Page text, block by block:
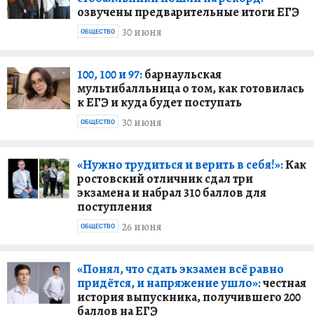
озвучены предварительные итоги ЕГЭ
30 июня
ОБЩЕСТВО
100, 100 и 97:барнаульская
мультибалльница о том, как готовилась
к ЕГЭ и куда будет поступать
30 июня
ОБЩЕСТВО
«Нужно трудиться и верить в себя!»:Как
ростовский отличник сдал три
экзамена и набрал 310 баллов для
поступления
26 июня
ОБЩЕСТВО
«Понял, что сдать экзамен всё равно
придётся, и напряжение ушло»:честная
история выпускника, получившего 200
баллов на ЕГЭ